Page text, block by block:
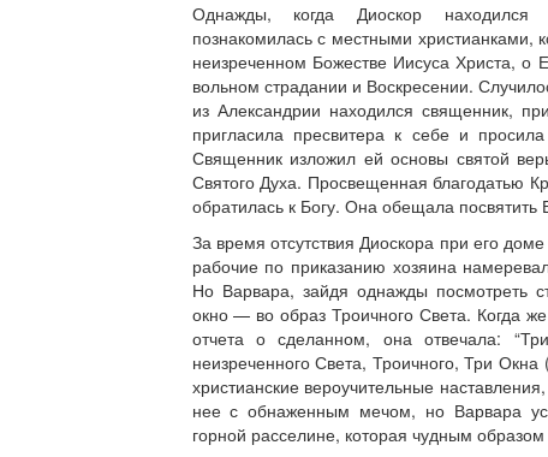
Однажды, когда Диоскор находился
познакомилась с местными христианками,
неизреченном Божестве Иисуса Христа,
вольном страдании и Воскресении.
из Александрии находился священник,
пригласила пресвитера к себе и
Священник изложил ей основы святой
Святого Духа. Просвещенная
обратилась к Богу. Она обещала
За время отсутствия Диоскора при его
рабочие по приказанию хозяина
Но Варвара, зайдя однажды посмотреть
окно — во образ Троичного Света. Когда
отчета о сделанном, она отвечала:
неизреченного Света, Троичного, Три
христианские вероучительные
нее с обнаженным мечом, но Варвара
горной расселине, которая чудным